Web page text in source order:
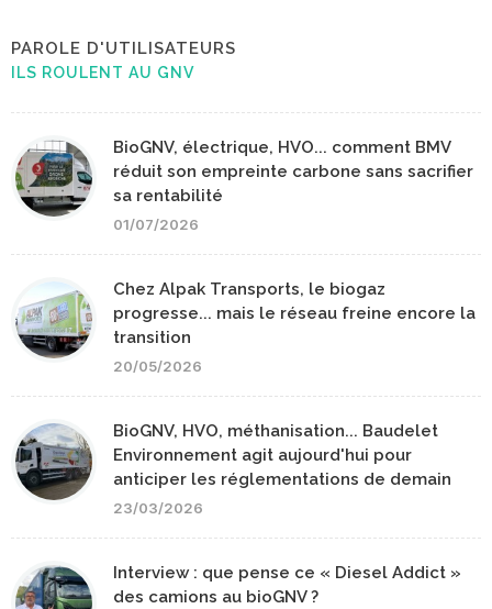
PAROLE D'UTILISATEURS
ILS ROULENT AU GNV
BioGNV, électrique, HVO... comment BMV
réduit son empreinte carbone sans sacrifier
sa rentabilité
01/07/2026
Chez Alpak Transports, le biogaz
progresse... mais le réseau freine encore la
transition
20/05/2026
BioGNV, HVO, méthanisation... Baudelet
Environnement agit aujourd'hui pour
anticiper les réglementations de demain
23/03/2026
Interview : que pense ce « Diesel Addict »
des camions au bioGNV ?